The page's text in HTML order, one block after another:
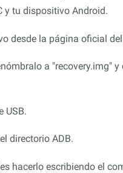
y tu dispositivo Android.
desde la página oficial del
a "recovery.img"
USB.
directorio ADB.
hacerlo escribiendo el